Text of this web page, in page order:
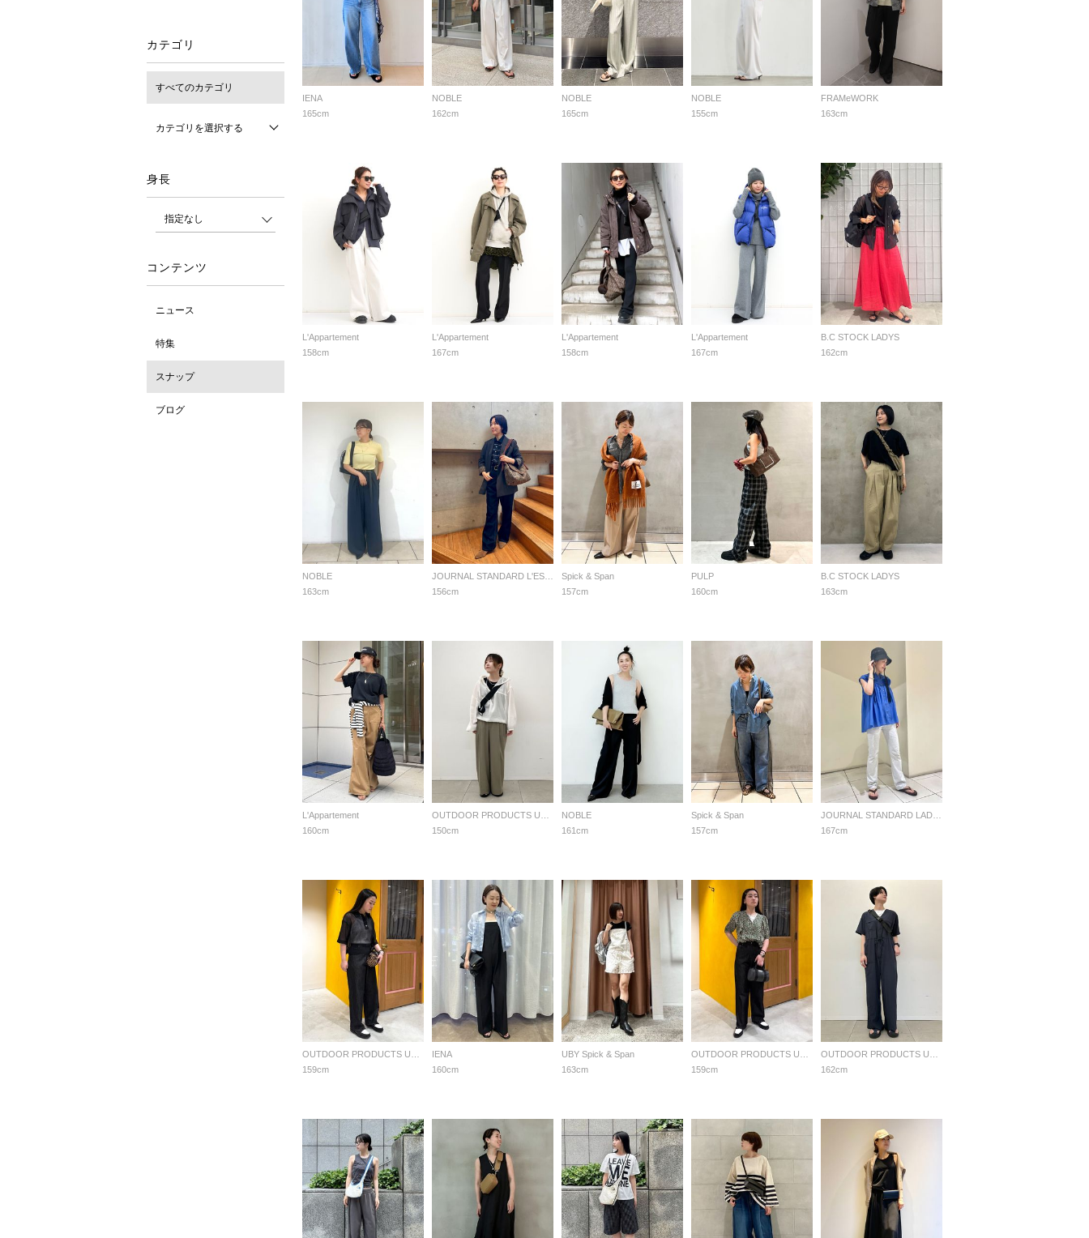
カテゴリ
すべてのカテゴリ
カテゴリを選択する
身長
コンテンツ
ニュース
特集
スナップ
ブログ
IENA
165cm
NOBLE
162cm
NOBLE
165cm
NOBLE
155cm
FRAMeWORK
163cm
L'Appartement
158cm
L'Appartement
167cm
L'Appartement
158cm
L'Appartement
167cm
B.C STOCK LADYS
162cm
NOBLE
163cm
156cm
Spick & Span
157cm
PULP
160cm
B.C STOCK LADYS
163cm
L'Appartement
160cm
150cm
NOBLE
161cm
Spick & Span
157cm
167cm
159cm
IENA
160cm
UBY Spick & Span
163cm
159cm
162cm